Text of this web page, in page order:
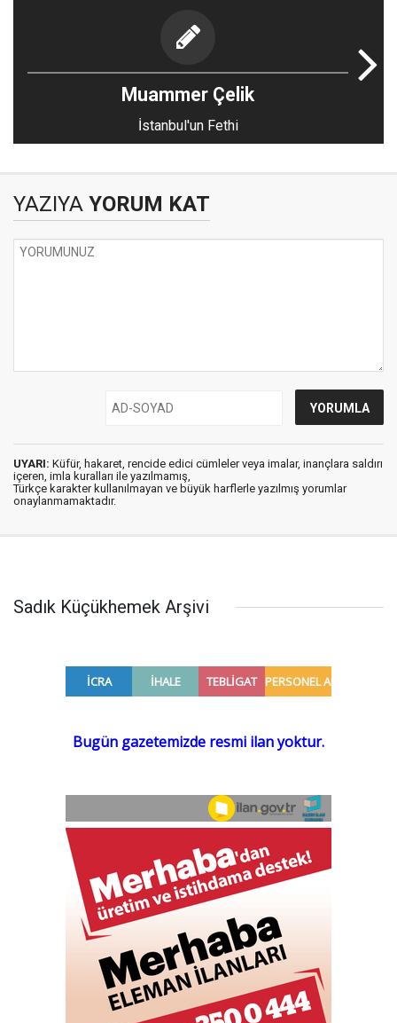
Muammer Çelik
İstanbul'un Fethi
YAZIYA YORUM KAT
UYARI: Küfür, hakaret, rencide edici cümleler veya imalar, inançlara saldırı
içeren, imla kuralları ile yazılmamış,
Türkçe karakter kullanılmayan ve büyük harflerle yazılmış yorumlar
onaylanmamaktadır.
Sadık Küçükhemek Arşivi